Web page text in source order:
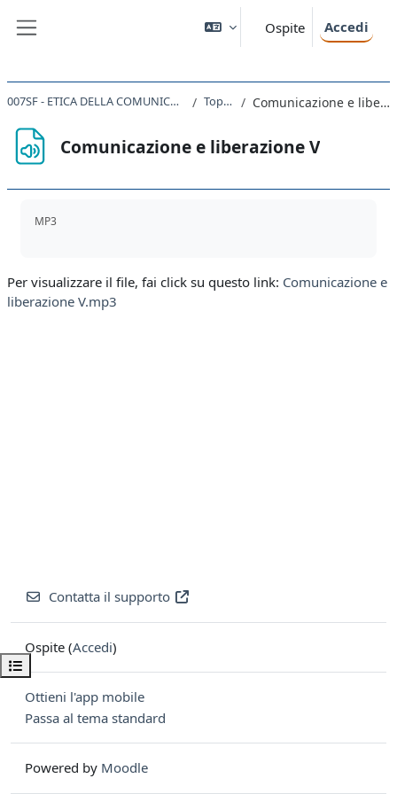
Ospite Accedi
Apri indice del corso
007SF - ETICA DELLA COMUNICAZIONE 2019 Topic 48 Comunicazione e liberazione V
Comunicazione e liberazione V
MP3
Per visualizzare il file, fai click su questo link: Comunicazione e
liberazione V.mp3
Contatta il supporto
Ospite (Accedi)
Ottieni l'app mobile
Passa al tema standard
Powered by Moodle